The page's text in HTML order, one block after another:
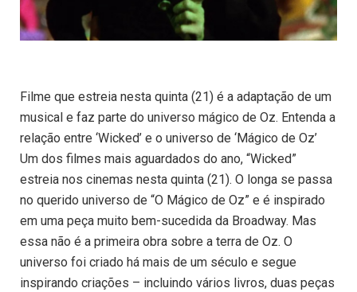
Filme que estreia nesta quinta (21) é a adaptação de um
musical e faz parte do universo mágico de Oz. Entenda a
relação entre ‘Wicked’ e o universo de ‘Mágico de Oz’
Um dos filmes mais aguardados do ano, “Wicked”
estreia nos cinemas nesta quinta (21). O longa se passa
no querido universo de “O Mágico de Oz” e é inspirado
em uma peça muito bem-sucedida da Broadway. Mas
essa não é a primeira obra sobre a terra de Oz. O
universo foi criado há mais de um século e segue
inspirando criações – incluindo vários livros, duas peças